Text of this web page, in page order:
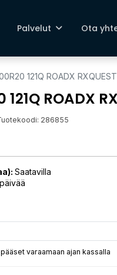
Palvelut Ota
121Q ROADX
ROADX
286855
Saatavilla
varaamaan ajan kassalla